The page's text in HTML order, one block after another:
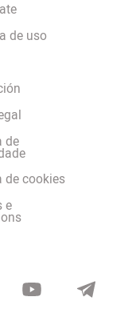
de uso
de
de cookies
e